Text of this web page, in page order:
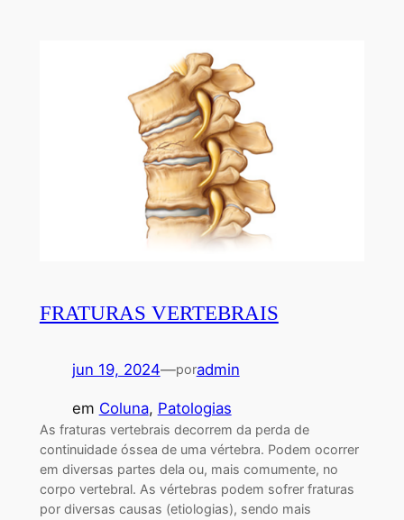
FRATURAS VERTEBRAIS
jun 19, 2024—poradmin
em Coluna, Patologias
As fraturas vertebrais decorrem da perda de
continuidade óssea de uma vértebra. Podem ocorrer
em diversas partes dela ou, mais comumente, no
corpo vertebral. As vértebras podem sofrer fraturas
por diversas causas (etiologias), sendo mais